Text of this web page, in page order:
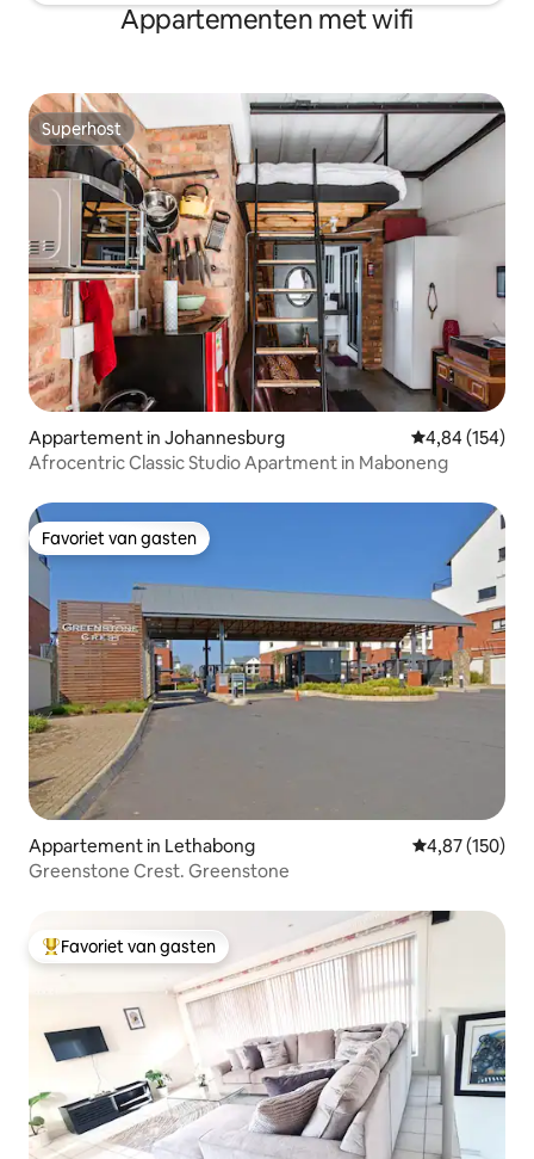
Appartementen met wifi
Superhost
Superhost
Appartement in Johannesburg Gemiddelde
4,84 (154)
Afrocentric Classic Studio Apartment in Maboneng
Favoriet van gasten
Favoriet van gasten
Appartement in Lethabong Gemiddelde
4,87 (150)
Greenstone Crest. Greenstone
Topfavoriet van gasten
Favoriet van gasten